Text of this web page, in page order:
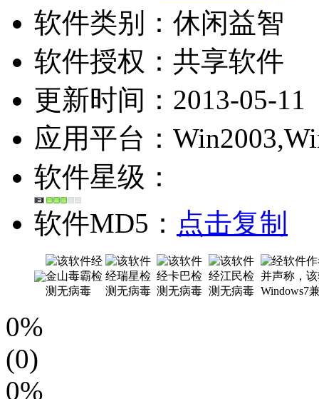
软件类别：休闲益智
软件授权： 共享软件
更新时间：2013-05-11
应用平台：
软件星级：
软件MD5： 点击复制
0%
(0)
0%